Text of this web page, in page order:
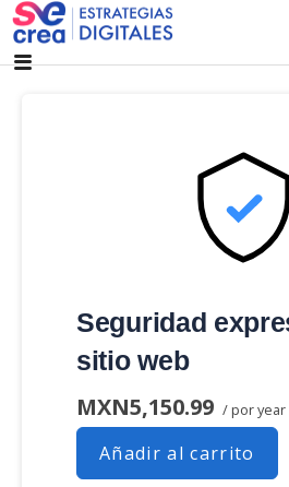
Saltar
contenido
SeCrea Estrategias Digitales |
AGENCIA DE MARKETING DIGITAL CDMX
Seguridad
sitio web
MXN5,150.99 / por year
Añadir al carrito